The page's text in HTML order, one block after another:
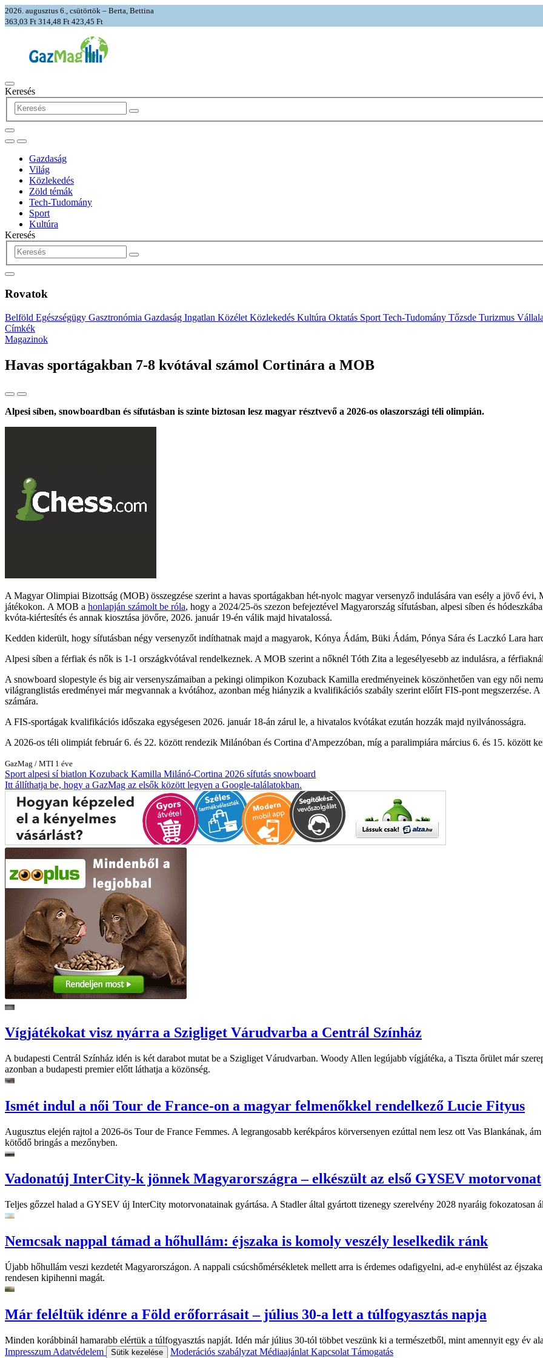
2026. augusztus 6., csütörtök – Berta, Bettina
363,03 Ft 314,48 Ft 423,45 Ft
Keresés
Gazdaság
Világ
Közlekedés
Zöld témák
Tech-Tudomány
Sport
Kultúra
Keresés
Rovatok
Belföld Egészségügy Gasztronómia Gazdaság Ingatlan Közélet Közlekedés Kultúra Oktatás Sport Tech-Tudomány Tőzsde Turizmus
Címkék
Magazinok
Havas sportágakban 7-8 kvótával számol Cortinára a MOB
Alpesi síben, snowboardban és sífutásban is szinte biztosan lesz magyar résztvevő a 2026-os olaszországi téli olimpián.
A Magyar Olimpiai Bizottság (MOB) összegzése szerint a havas sportágakban hét-nyolc magyar versenyző indulására van esély a jövő
játékokon. A MOB a honlapján számolt be róla, hogy a 2024/25-ös szezon befejeztével Magyarország sífutásban, alpesi síben és
kvóta-kiértesítés és annak kiosztása jövőre, 2026. január 19-én válik majd hivatalossá.
Kedden kiderült, hogy sífutásban négy versenyzőt indíthatnak majd a magyarok, Kónya Ádám, Büki Ádám, Pónya Sára és Laczkó Lara
Alpesi síben a férfiak és nők is 1-1 országkvótával rendelkeznek. A MOB szerint a nőknél Tóth Zita a legesélyesebb az indulásra, a
A snowboard slopestyle és big air versenyszámaiban a pekingi olimpikon Kozuback Kamilla eredményeinek köszönhetően van egy női
világranglistás eredményei már megvannak a kvótához, azonban még hiányzik a kvalifikációs szabály szerint előírt FIS-pont megszerzése.
számára.
A FIS-sportágak kvalifikációs időszaka egységesen 2026. január 18-án zárul le, a hivatalos kvótákat ezután hozzák majd nyilvánosságra.
A 2026-os téli olimpiát február 6. és 22. között rendezik Milánóban és Cortina d'Ampezzóban, míg a paralimpiára március 6. és 15. között
GazMag / MTI 1 éve
Sport alpesi síbiatlon Kozuback Kamilla Milánó-Cortina 2026 sífutás snowboard
Itt állíthatja be, hogy a GazMag az elsők között legyen a Google-találatokban.
Vígjátékokat visz nyárra a Szigliget Várudvarba a Centrál Színház
A budapesti Centrál Színház idén is két darabot mutat be a Szigliget Várudvarban. Woody Allen legújabb vígjátéka, a Tiszta őrület már
azonban a budapesti premier előtt láthatja a közönség.
Ismét indul a női Tour de France-on a magyar felmenőkkel rendelkező Lucie Fityus
Augusztus elején rajtol a 2026-ös Tour de France Femmes. A legrangosabb kerékpáros körversenyen ezúttal nem lesz ott Vas Blankának,
kötődő bringás a mezőnyben.
Vadonatúj InterCity-k jönnek Magyarországra – elkészült az első GYSEV motorvonat
Teljes gőzzel halad a GYSEV új InterCity motorvonatainak gyártása. A Stadler által gyártott tizenegy szerelvény 2028 nyaráig fokozatosan
Nemcsak nappal támad a hőhullám: éjszaka is komoly veszély leselkedik ránk
Újabb hőhullám veszi kezdetét Magyarországon. A nappali csúcshőmérsékletek mellett arra is érdemes odafigyelni, ad-e enyhülést az
rendesen kipihenni magát.
Már feléltük idénre a Föld erőforrásait – július 30-a lett a túlfogyasztás napja
Minden korábbinál hamarabb elértük a túlfogyasztás napját. Idén már július 30-tól többet veszünk ki a természetből, mint amennyit egy év
Impresszum Adatvédelem Sütik kezelése Moderációs szabályzat Médiaajánlat Kapcsolat Támogatás